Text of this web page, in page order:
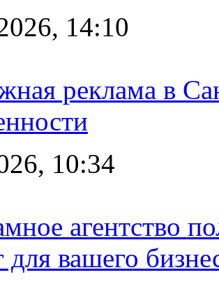
14:10
реклама в
10:34
агентство
для вашего